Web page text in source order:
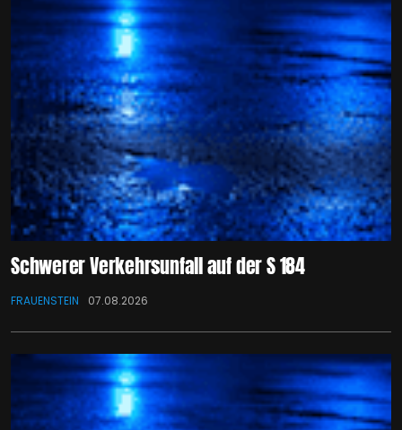
Schwerer Verkehrsunfall auf der S 184
FRAUENSTEIN 07.08.2026